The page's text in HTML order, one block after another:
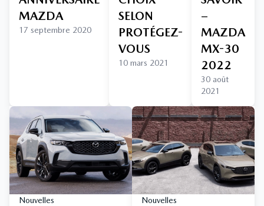
MAZDA
17 septembre 2020
SELON
PROTÉGEZ-
VOUS
10 mars 2021
–
MAZDA
MX-30
2022
30 août
2021
Nouvelles Nouvelles